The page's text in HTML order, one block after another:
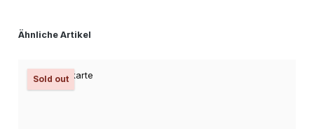
Produktgalerie überspringen
Ähnliche Artikel
Sold out